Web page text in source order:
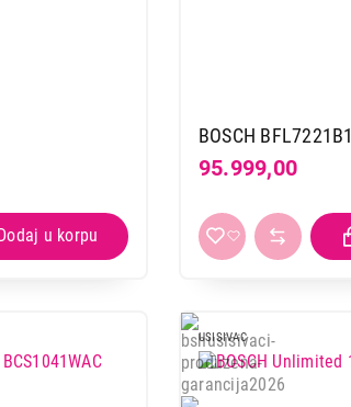
BOSCH BFL7221B1
95.999,00
USISIVAC